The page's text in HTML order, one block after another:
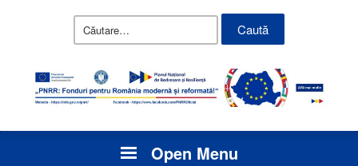
Caută
Open Menu